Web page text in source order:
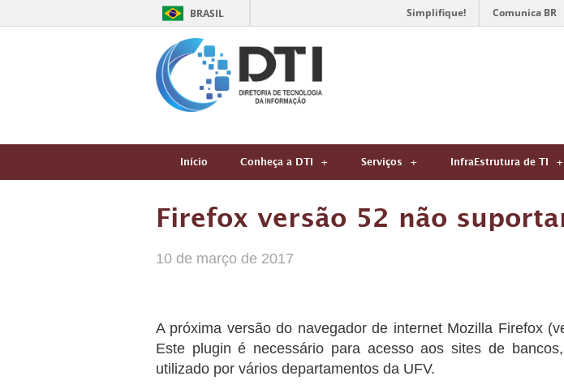
BRASIL Simplifique! Comunica BR
Início Conheça a DTI Serviços InfraEstrutura de TI
Firefox versão 52 não
10 de março de 2017
A próxima versão do navegador de internet Mozilla Firefox
Este plugin é necessário para acesso aos sites de
utilizado por vários departamentos da UFV.